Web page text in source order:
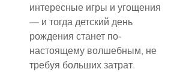
интересные игры и угощения
— и тогда детский день
рождения станет по-
настоящему волшебным, не
требуя больших затрат.